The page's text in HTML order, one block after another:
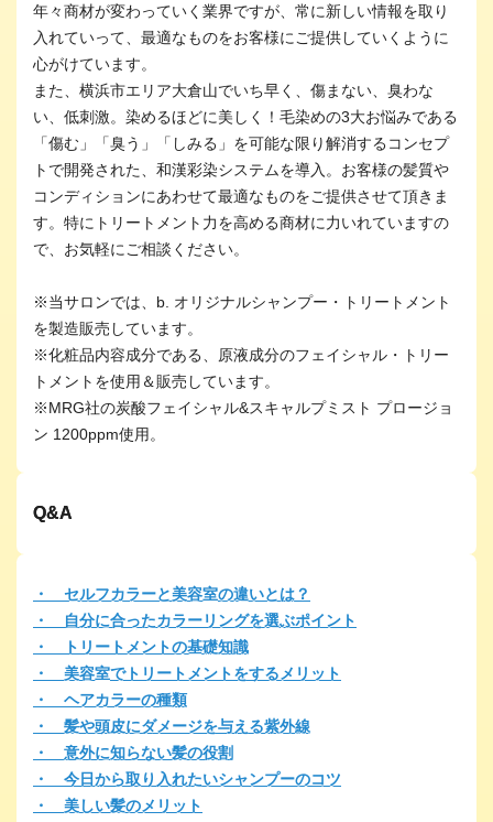
年々商材が変わっていく業界ですが、常に新しい情報を取り
入れていって、最適なものをお客様にご提供していくように
心がけています。
また、横浜市エリア大倉山でいち早く、傷まない、臭わな
い、低刺激。染めるほどに美しく！毛染めの3大お悩みである
「傷む」「臭う」「しみる」を可能な限り解消するコンセプ
トで開発された、和漢彩染システムを導入。お客様の髪質や
コンディションにあわせて最適なものをご提供させて頂きま
す。特にトリートメント力を高める商材に力いれていますの
で、お気軽にご相談ください。
※当サロンでは、b. オリジナルシャンプー・トリートメント
を製造販売しています。
※化粧品内容成分である、原液成分のフェイシャル・トリー
トメントを使用＆販売しています。
※MRG社の炭酸フェイシャル&スキャルプミスト プロージョ
ン 1200ppm使用。
Q&A
・ セルフカラーと美容室の違いとは？
・ 自分に合ったカラーリングを選ぶポイント
・ トリートメントの基礎知識
・ 美容室でトリートメントをするメリット
・ ヘアカラーの種類
・ 髪や頭皮にダメージを与える紫外線
・ 意外に知らない髪の役割
・ 今日から取り入れたいシャンプーのコツ
・ 美しい髪のメリット